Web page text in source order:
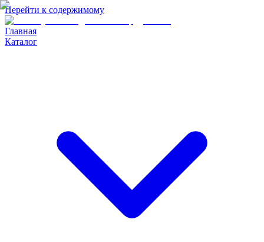
Перейти к содержимому
Главная
Каталог